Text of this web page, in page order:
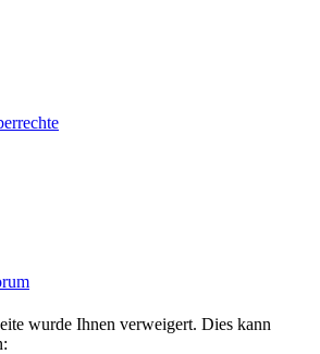
wurde Ihnen verweigert. Dies kann